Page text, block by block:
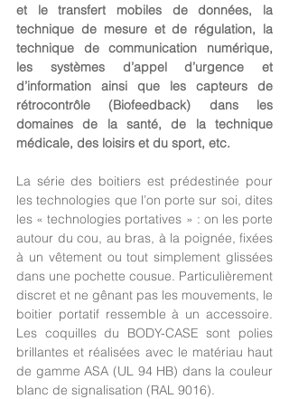
et le transfert mobiles de données, la
technique de mesure et de régulation, la
technique de communication numérique,
les systèmes d’appel d’urgence et
d’information ainsi que les capteurs de
rétrocontrôle (Biofeedback) dans les
domaines de la santé, de la technique
médicale, des loisirs et du sport, etc.
La série des boitiers est prédestinée pour
les technologies que l’on porte sur soi, dites
les « technologies portatives » : on les porte
autour du cou, au bras, à la poignée, fixées
à un vêtement ou tout simplement glissées
dans une pochette cousue. Particulièrement
discret et ne gênant pas les mouvements, le
boitier portatif ressemble à un accessoire.
Les coquilles du BODY-CASE sont polies
brillantes et réalisées avec le matériau haut
de gamme ASA (UL 94 HB) dans la couleur
blanc de signalisation (RAL 9016).